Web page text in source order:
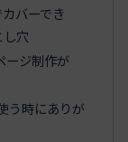
バーでき
穴
ージ制作が
う時にありが